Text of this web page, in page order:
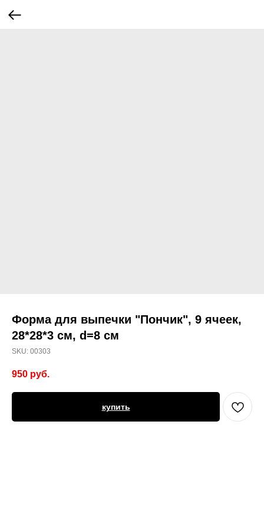
Форма для выпечки "Пончик", 9 ячеек,
28*28*3 см, d=8 см
SKU: 00303
950 руб.
купить